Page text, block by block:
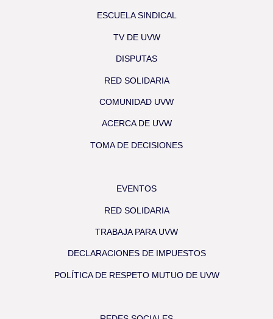
ESCUELA SINDICAL
TV DE UVW
DISPUTAS
RED SOLIDARIA
COMUNIDAD UVW
ACERCA DE UVW
TOMA DE DECISIONES
EVENTOS
RED SOLIDARIA
TRABAJA PARA UVW
DECLARACIONES DE IMPUESTOS
POLÍTICA DE RESPETO MUTUO DE UVW